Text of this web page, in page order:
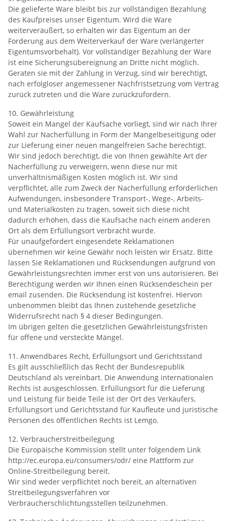
Die gelieferte Ware bleibt bis zur vollständigen Bezahlung
des Kaufpreises unser Eigentum. Wird die Ware
weiterveräußert, so erhalten wir das Eigentum an der
Forderung aus dem Weiterverkauf der Ware (verlängerter
Eigentumsvorbehalt). Vor vollständiger Bezahlung der Ware
ist eine Sicherungsübereignung an Dritte nicht möglich.
Geraten sie mit der Zahlung in Verzug, sind wir berechtigt,
nach erfolgloser angemessener Nachfristsetzung vom Vertrag
zurück zutreten und die Ware zurückzufordern.
10. Gewährleistung
Soweit ein Mangel der Kaufsache vorliegt, sind wir nach Ihrer
Wahl zur Nacherfüllung in Form der Mangelbeseitigung oder
zur Lieferung einer neuen mangelfreien Sache berechtigt.
Wir sind jedoch berechtigt, die von Ihnen gewählte Art der
Nacherfüllung zu verweigern, wenn diese nur mit
unverhältnismäßigen Kosten möglich ist. Wir sind
verpflichtet, alle zum Zweck der Nacherfüllung erforderlichen
Aufwendungen, insbesondere Transport-, Wege-, Arbeits-
und Materialkosten zu tragen, soweit sich diese nicht
dadurch erhöhen, dass die Kaufsache nach einem anderen
Ort als dem Erfüllungsort verbracht wurde.
Für unaufgefordert eingesendete Reklamationen
übernehmen wir keine Gewähr noch leisten wir Ersatz. Bitte
lassen Sie Reklamationen und Rücksendungen aufgrund von
Gewährleistungsrechten immer erst von uns autorisieren. Bei
Berechtigung werden wir Ihnen einen Rücksendeschein per
email zusenden. Die Rücksendung ist kostenfrei. Hiervon
unbenommen bleibt das Ihnen zustehende gesetzliche
Widerrufsrecht nach § 4 dieser Bedingungen.
Im übrigen gelten die gesetzlichen Gewährleistungsfristen
für offene und versteckte Mängel.
11. Anwendbares Recht, Erfüllungsort und Gerichtsstand
Es gilt ausschließlich das Recht der Bundesrepublik
Deutschland als vereinbart. Die Anwendung internationalen
Rechts ist ausgeschlossen. Erfüllungsort für die Lieferung
und Leistung für beide Teile ist der Ort des Verkäufers,
Erfüllungsort und Gerichtsstand für Kaufleute und juristische
Personen des öffentlichen Rechts ist Lemgo.
12. Verbraucherstreitbeilegung
Die Europäische Kommission stellt unter folgendem Link
http://ec.europa.eu/consumers/odr/ eine Plattform zur
Online-Streitbeilegung bereit.
Wir sind weder verpflichtet noch bereit, an alternativen
Streitbeilegungsverfahren vor
Verbraucherschlichtungsstellen teilzunehmen.